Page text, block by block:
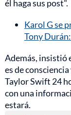
él haga sus post".
Karol G se
Tony
Además, insistió
es de
Taylor Swift 24
con una
estará.